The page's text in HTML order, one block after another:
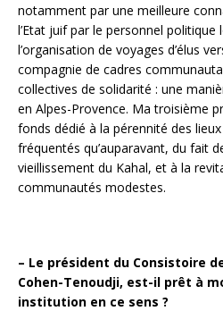
notamment par une meilleure
l’Etat juif par le personnel politique
l’organisation de voyages d’élus
compagnie de cadres
collectives de solidarité : une
en Alpes-Provence. Ma troisième
fonds dédié à la pérennité des
fréquentés qu’auparavant, du fait
vieillissement du Kahal, et à la
communautés modestes.
– Le président du Consistoire
Cohen-Tenoudji, est-il prêt à
institution en ce sens ?